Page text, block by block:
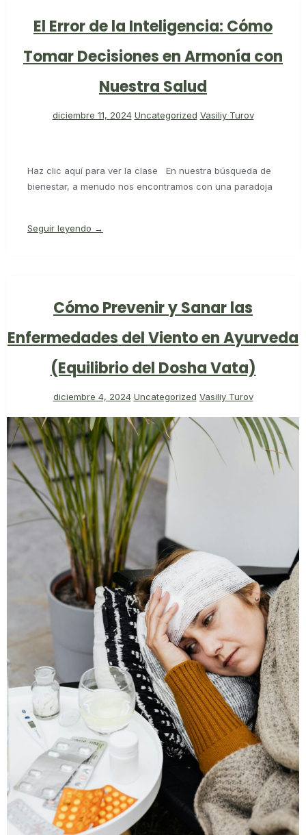
El Error de la Inteligencia: Cómo
Tomar Decisiones en Armonía con
Nuestra Salud
diciembre 11, 2024 Uncategorized Vasiliy Turov
Haz clic aquí para ver la clase En nuestra búsqueda de
bienestar, a menudo nos encontramos con una paradoja
Seguir leyendo →
Cómo Prevenir y Sanar las
Enfermedades del Viento en Ayurveda
(Equilibrio del Dosha Vata)
diciembre 4, 2024 Uncategorized Vasiliy Turov